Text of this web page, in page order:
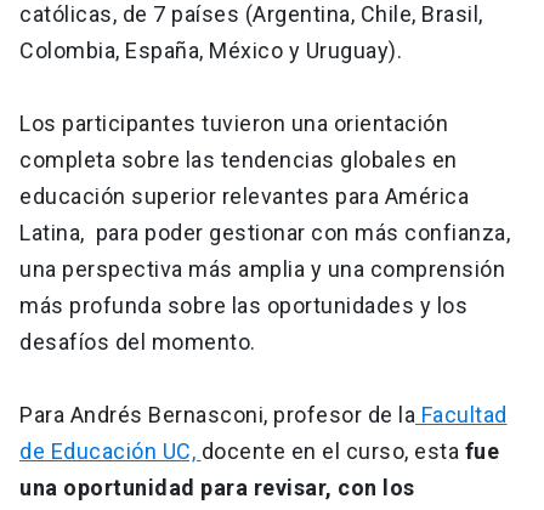
católicas, de 7 países (Argentina, Chile, Brasil,
Colombia, España, México y Uruguay).
Los participantes tuvieron una orientación
completa sobre las tendencias globales en
educación superior relevantes para América
Latina, para poder gestionar con más confianza,
una perspectiva más amplia y una comprensión
más profunda sobre las oportunidades y los
desafíos del momento.
Para Andrés Bernasconi, profesor de la Facultad
de Educación UC, docente en el curso, esta fue
una oportunidad para revisar, con los